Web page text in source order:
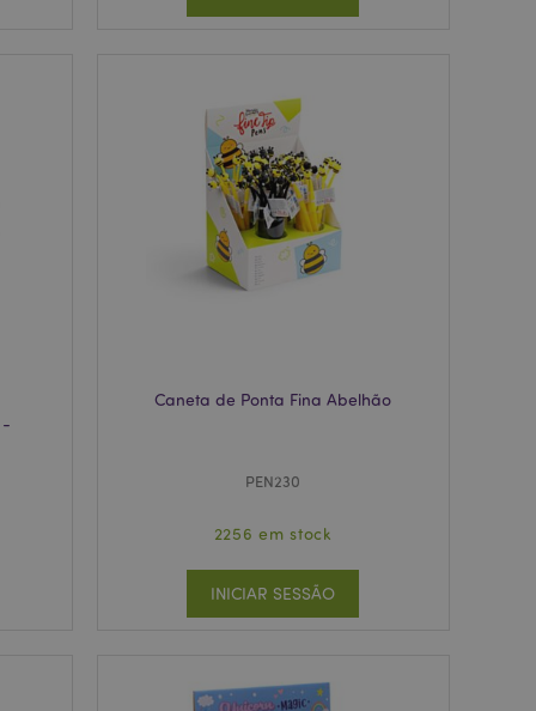
-
Caneta de Ponta Fina Abelhão
PEN230
2256 em stock
INICIAR SESSÃO
a mensagem
facilitar a
o cache de
as páginas
de produtos
vistos /
end, o Admin
define o valor do
um cookie
executado
análise de risco.
pelo sistema
de uma
Varnish.